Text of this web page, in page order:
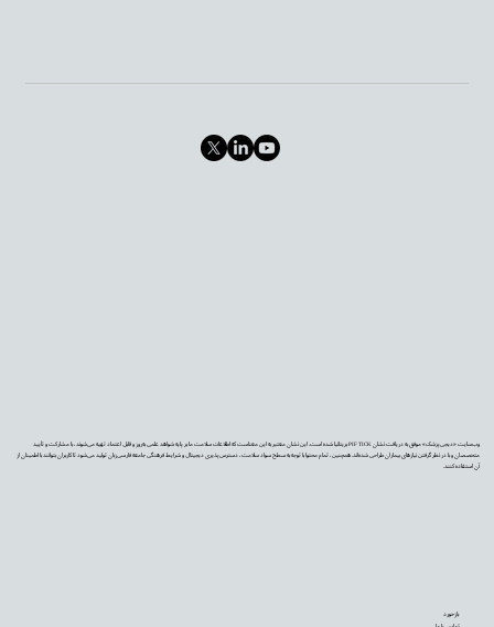
وب‌سایت «دیجی‌پزشک» موفق به دریافت نشان PIF TICK بریتانیا شده است. این نشان معتبر به این معناست که اطلاعات سلامت ما بر پایه شواهد علمی به‌روز و قابل اعتماد تهیه می‌شوند، با مشارکت و تأیید
متخصصان و با در نظر گرفتن نیازهای بیماران طراحی شده‌اند. همچنین، تمام محتوا با توجه به سطح سواد سلامت، دسترس‌پذیری دیجیتال و شرایط فرهنگی جامعه فارسی‌زبان تولید می‌شود تا کاربران بتوانند با اطمینان از
آن استفاده کنند.
بازخورد